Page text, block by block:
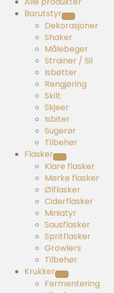
Barutstyr
Dekorasjoner
Shaker
Målebeger
Strainer / Sil
Isbøtter
Rengjøring
Skilt
Skjeer
Isbiter
Sugerør
Tilbehør
Flasker
Klare flasker
Mørke flasker
Ølflasker
Ciderflasker
Miniatyr
Sausflasker
Spritflasker
Growlers
Tilbehør
Krukker
Fermentering